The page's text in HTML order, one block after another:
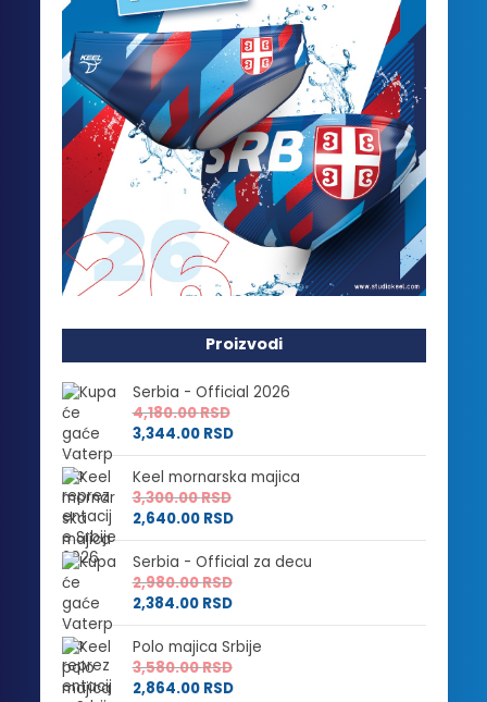
Proizvodi
Serbia - Official 2026
4,180.00RSD
3,344.00 RSD
Keel mornarska majica
3,300.00RSD
2,640.00 RSD
Serbia - Official za decu
2,980.00RSD
2,384.00 RSD
Polo majica Srbije
3,580.00RSD
2,864.00 RSD